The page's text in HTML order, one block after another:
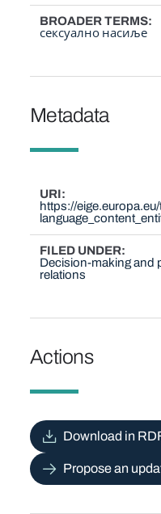
BROADER TERMS
сексуално насиље
Metadata
URI
https://
FILED UNDER
Decision-making and
relations
Actions
Download in
Propose an